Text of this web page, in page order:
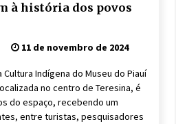
à história dos povos
11 de novembro de 2024
Cultura Indígena do Museu do Piauí
no centro de Teresina, é
do espaço, recebendo um
entre turistas, pesquisadores